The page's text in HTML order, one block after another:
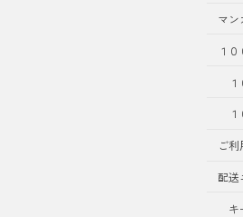
マン
１
ご
配送
キ